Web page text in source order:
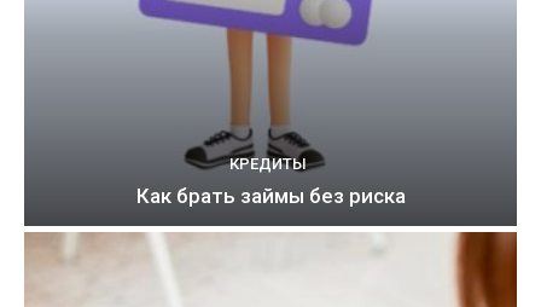
КРЕДИТЫ
Как брать займы без риска